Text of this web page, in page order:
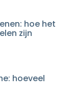
hoe het
zijn
hoeveel